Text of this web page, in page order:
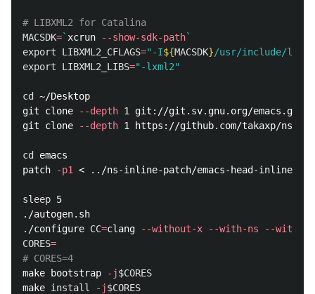
# LIBXML2 for Catalina
MACSDK=`xcrun --show-sdk-path`
export LIBXML2_CFLAGS="-I${MACSDK}/usr/include/
export LIBXML2_LIBS="-lxml2"
cd
~/Desktop
git clone
--depth 1 git://git.sv.gnu.org/emacs.git
git clone
--depth 1 https://github.com/takaxp/ns-
cd emacs
patch
-p1 < ../ns-inline-patch/emacs-head-
sleep 5
./autogen.sh
./configure CC=clang --without-x --with-ns
--with-
CORES=
# CORES=4
make bootstrap
-j$CORES
make install -j$CORES